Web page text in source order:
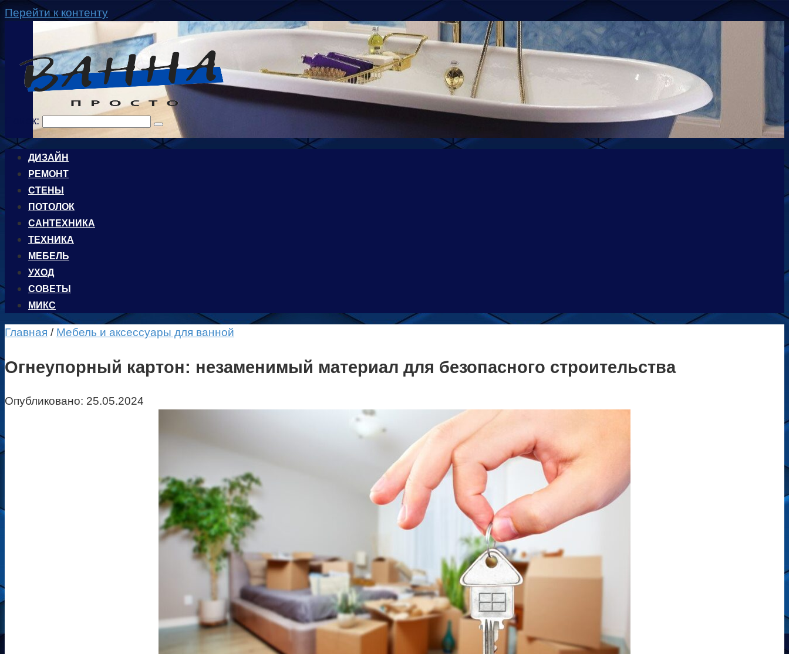
Перейти к контенту
Поиск:
ДИЗАЙН
РЕМОНТ
СТЕНЫ
ПОТОЛОК
САНТЕХНИКА
ТЕХНИКА
МЕБЕЛЬ
УХОД
CОВЕТЫ
МИКС
Главная / Мебель и аксессуары для ванной
Огнеупорный картон: незаменимый материал для безопасного строительства
Опубликовано: 25.05.2024